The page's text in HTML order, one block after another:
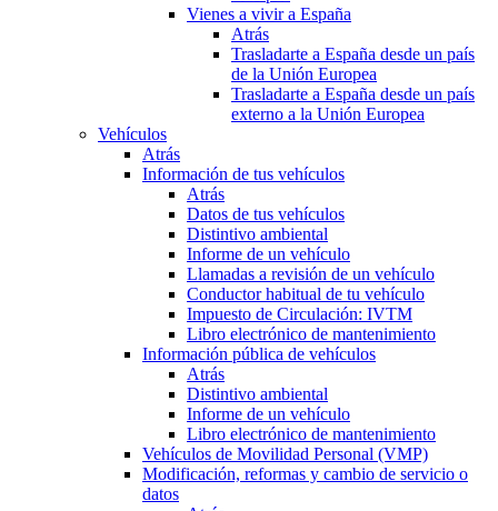
Vienes a vivir a España
Atrás
Trasladarte a España desde un país
de la Unión Europea
Trasladarte a España desde un país
externo a la Unión Europea
Vehículos
Atrás
Información de tus vehículos
Atrás
Datos de tus vehículos
Distintivo ambiental
Informe de un vehículo
Llamadas a revisión de un vehículo
Conductor habitual de tu vehículo
Impuesto de Circulación: IVTM
Libro electrónico de mantenimiento
Información pública de vehículos
Atrás
Distintivo ambiental
Informe de un vehículo
Libro electrónico de mantenimiento
Vehículos de Movilidad Personal (VMP)
Modificación, reformas y cambio de servicio o
datos